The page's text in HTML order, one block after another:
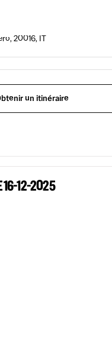
20016, IT
un itinéraire
16-12-2025